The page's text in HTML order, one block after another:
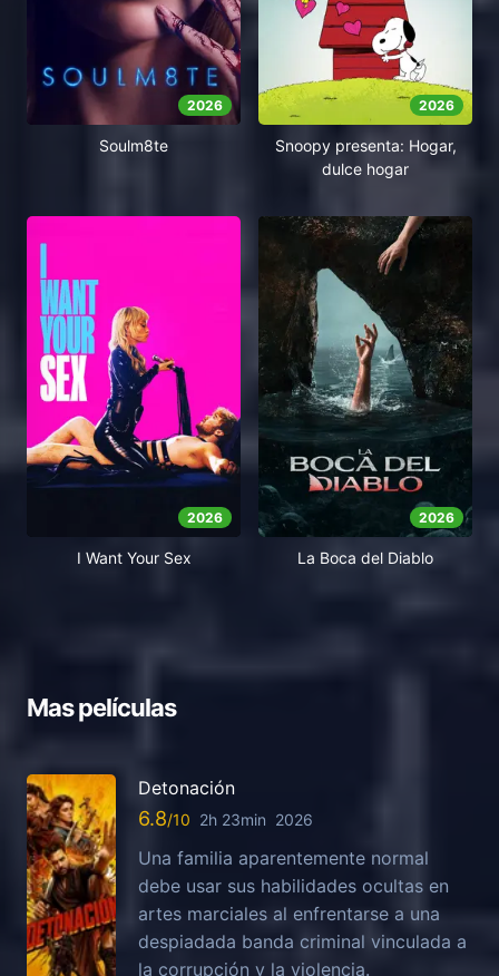
2026
Soulm8te
2026
Snoopy presenta: Hogar,
dulce hogar
2026
I Want Your Sex
2026
La Boca del Diablo
Mas películas
Detonación
6.8 2h 23min 2026
Una familia aparentemente normal
debe usar sus habilidades ocultas en
artes marciales al enfrentarse a una
despiadada banda criminal vinculada a
la corrupción y la violencia.